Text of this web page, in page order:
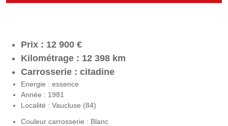
Prix : 12 900 €
Kilométrage : 12 398 km
Carrosserie : citadine
Energie : essence
Année : 1981
Localité : Vaucluse (84)
Couleur carrosserie : Blanc